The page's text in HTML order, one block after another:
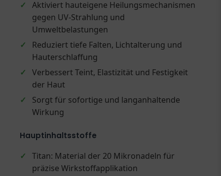
✓
Aktiviert hauteigene Heilungsmechanismen
gegen UV-Strahlung und
Umweltbelastungen
✓
Reduziert tiefe Falten, Lichtalterung und
Hauterschlaffung
✓
Verbessert Teint, Elastizität und Festigkeit
der Haut
✓
Sorgt für sofortige und langanhaltende
Wirkung
Hauptinhaltsstoffe
✓
Titan: Material der 20 Mikronadeln für
präzise Wirkstoffapplikation